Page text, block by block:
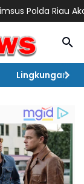
Tinjauan Lokasi
Lingkungan